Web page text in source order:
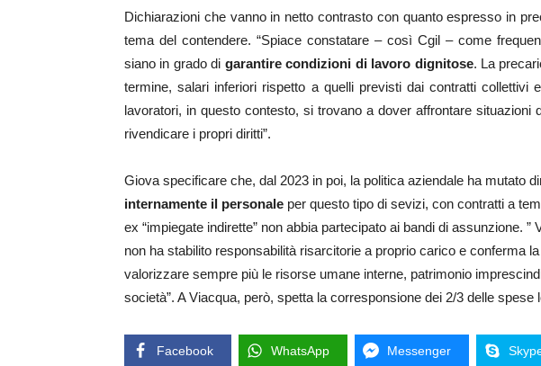
Dichiarazioni che vanno in netto contrasto con quanto espresso in
tema del contendere. “Spiace constatare – così Cgil – come
siano in grado di garantire condizioni di lavoro dignitose. La
termine, salari inferiori rispetto a quelli previsti dai contratti collettivi
lavoratori, in questo contesto, si trovano a dover affrontare situazioni
rivendicare i propri diritti”.
Giova specificare che, dal 2023 in poi, la politica aziendale ha mutato
internamente il personale per questo tipo di sevizi, con contratti a
ex “impiegate indirette” non abbia partecipato ai bandi di assunzione.
non ha stabilito responsabilità risarcitorie a proprio carico e conferma
valorizzare sempre più le risorse umane interne, patrimonio
società”. A Viacqua, però, spetta la corresponsione dei 2/3 delle spese
Facebook WhatsApp Messenger